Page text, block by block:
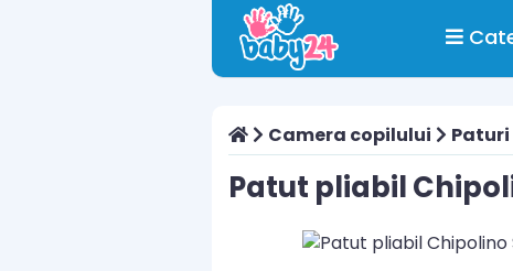
Camera copilului
Patut pliabil